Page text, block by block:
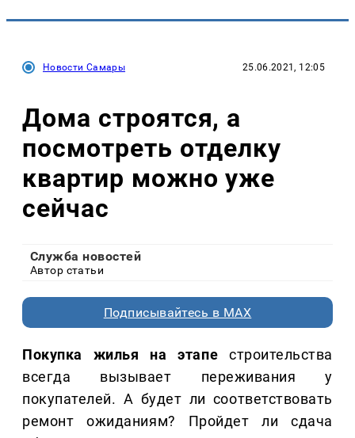
Новости Самары 25.06.2021, 12:05
Дома строятся, а
посмотреть отделку
квартир можно уже
сейчас
Служба новостей
Автор статьи
Подписывайтесь в MAX
Покупка жилья на этапе строительства
всегда вызывает переживания у
покупателей. А будет ли соответствовать
ремонт ожиданиям? Пройдет ли сдача